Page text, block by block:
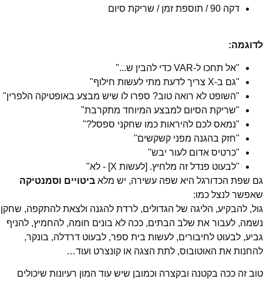
דקה 90 / תוספת זמן / שריקת סיום
לדוגמה:
"אל תחכו ל-VAR כדי להבין ש..."
"גם ב-X צריך לדעת מתי לעשות חילוף"
"השופט לא רואה טוב? ספרו לו שיש מבצע באופטיקה הלפרין"
"שריקת הסיום למבצע המיוחד מתקרבת"
"נמאס לכם להיראות כמו שחקני ספסל?"
"חזק בהגנה מפני קשקשים"
"כרטיס אדום לעור יבש"
"לבעוט פנדל זה מלחיץ. [לעשות X] - לא"
גם שפת הכדורגל היא שפה עשירה, יש מלא ביטויים וסמנטיקה
שאפשר לנצל כמו:
גול, להבקיע, הליגה של הגדולים, לרדת להגנה ולצאת להתקפה, שחקן
נשמה, לעבור את שלב הבתים, ככה לא בונים חומה, להחמיץ, להניף
גביע, לבעוט לחיבורים, לעשות בית ספר, לבעוט דרדלה, בונקר,
להחנות את האוטובוס, לתת הצגה או קונצרט ועוד…
טוב זה ככה בקטנה ובקצרה וכמובן שיש עוד המון רעיונות שיכולים